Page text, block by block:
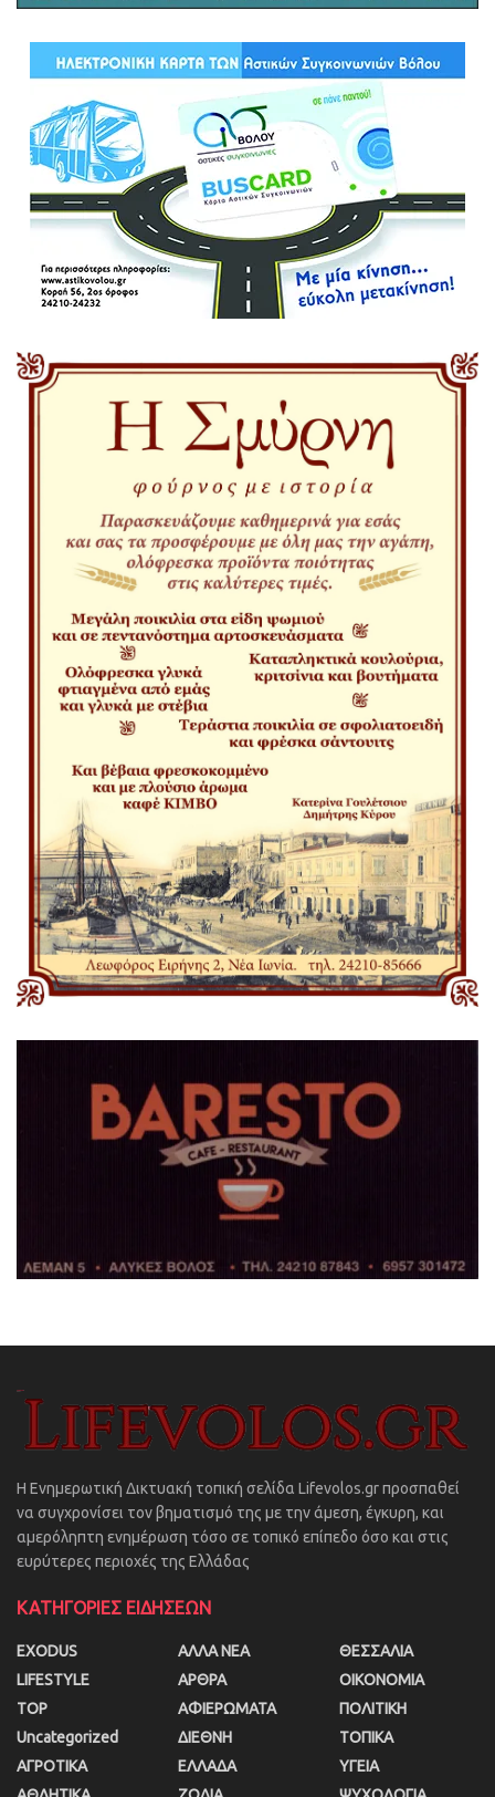
Η Ενημερωτική Δικτυακή τοπική σελίδα Lifevolos.gr προσπαθεί
να συγχρονίσει τον βηματισμό της με την άμεση, έγκυρη, και
αμερόληπτη ενημέρωση τόσο σε τοπικό επίπεδο όσο και στις
ευρύτερες περιοχές της Ελλάδας
ΚΑΤΗΓΟΡΙΕΣ ΕΙΔΗΣΕΩΝ
EXODUS
LIFESTYLE
TOP
Uncategorized
ΑΓΡΟΤΙΚΑ
ΑΛΛΑ ΝΕΑ
ΑΡΘΡΑ
ΑΦΙΕΡΩΜΑΤΑ
ΔΙΕΘΝΗ
ΕΛΛΑΔΑ
ΘΕΣΣΑΛΙΑ
ΟΙΚΟΝΟΜΙΑ
ΠΟΛΙΤΙΚΗ
ΤΟΠΙΚΑ
ΥΓΕΙΑ